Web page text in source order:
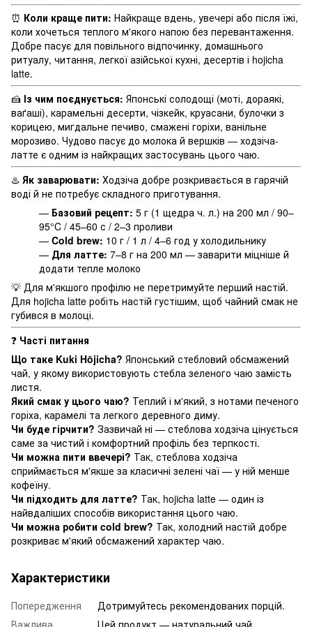
⏰ Коли краще пити: Найкраще вдень, увечері або після їжі,
коли хочеться теплого м'якого напою без перевантаження.
Добре пасує для повільного відпочинку, домашнього
ритуалу, читання, легкої азійської кухні, десертів і hojicha
latte.
🍰 Із чим поєднується: Японські солодощі (моті, дораякі,
ваґаші), карамельні десерти, чізкейк, круасани, булочки з
корицею, мигдальне печиво, смажені горіхи, ванільне
морозиво. Чудово пасує до молока й вершків — ходзіча-
латте є одним із найкращих застосувань цього чаю.
♨️ Як заварювати: Ходзіча добре розкривається в гарячій
воді й не потребує складного приготування.
— Базовий рецепт: 5 г (1 щедра ч. л.) на 200 мл / 90–
95°C / 45–60 с / 2–3 проливи
— Cold brew: 10 г / 1 л / 4–6 год у холодильнику
— Для латте: 7–8 г на 200 мл — заварити міцніше й
додати тепле молоко
💡 Для м'якшого профілю не перетримуйте перший настій.
Для hojicha latte робіть настій густішим, щоб чайний смак не
губився в молоці.
❓ Часті питання
Що таке Kuki Hōjicha? Японський стебловий обсмажений
чай, у якому використовують стебла зеленого чаю замість
листя.
Який смак у цього чаю? Теплий і м'який, з нотами печеного
горіха, карамелі та легкого деревного диму.
Чи буде гірчити? Зазвичай ні — стеблова ходзіча цінується
саме за чистий і комфортний профіль без терпкості.
Чи можна пити ввечері? Так, стеблова ходзіча
сприймається м'якше за класичні зелені чаї — у ній менше
кофеїну.
Чи підходить для латте? Так, hojicha latte — один із
найвдаліших способів використання цього чаю.
Чи можна робити cold brew? Так, холодний настій добре
розкриває м'який обсмажений характер чаю.
Характеристики
Попередження
Дотримуйтесь рекомендованих порцій.
Важлива
Цей продукт — натуральний чай